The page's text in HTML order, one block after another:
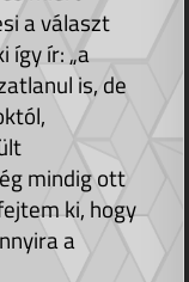
a választ
így ír: „a
is, de
mindig ott
ki, hogy
a